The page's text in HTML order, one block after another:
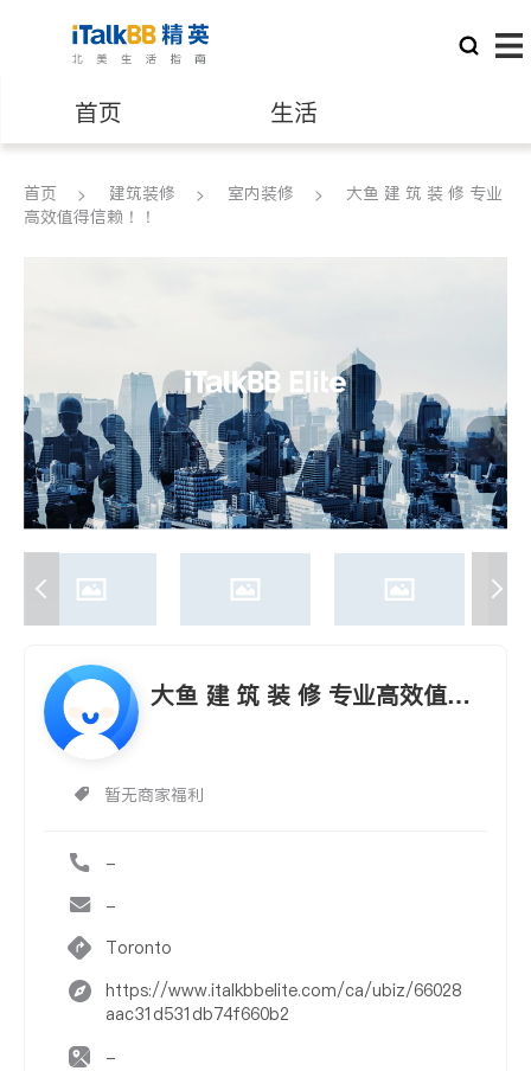
首页 生活
医生 律师
建筑装修
首页 建筑装修 室内装修
大鱼 建 筑 装 修 专业
高效值得信赖！！
大鱼 建 筑 装 修 专业高效值得
暂无商家福利
-
-
Toronto
https://www.italkbbelite.com/ca/ubiz/66028
aac31d531db74f660b2
-